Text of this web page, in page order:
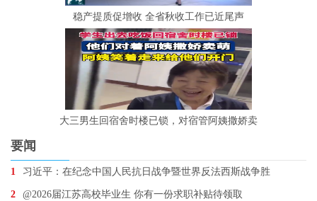
稳产提质促增收 全省秋收工作已近尾声
大三男生回宿舍时楼已锁，对宿管阿姨撒娇卖
要闻
1 习近平：在纪念中国人民抗日战争暨世界反法西斯战争胜
2 @2026届江苏高校毕业生 你有一份求职补贴待领取